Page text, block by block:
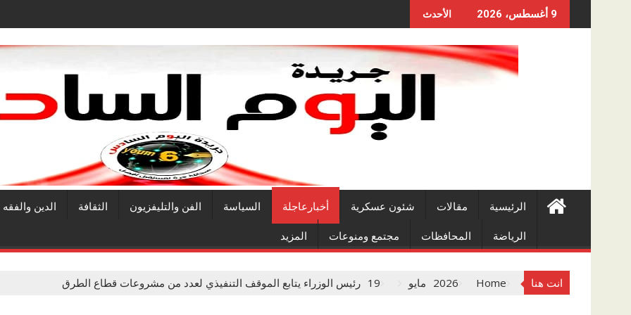
to
9 أغسطس، 2026 الأحدث
الرئيسية مقالات شئون عسكرية أخبارعاجلة السياسة الفن والتليفزيون الثقافة الدين والفقه
الرياضة المحافظات مجتمع ومنوعات المزيد
انت هنا Home
2026 مايو 19 رئيس الوزراء يتابع الموقف التنفيذي لعدد من مشروعات قطاع الطرق